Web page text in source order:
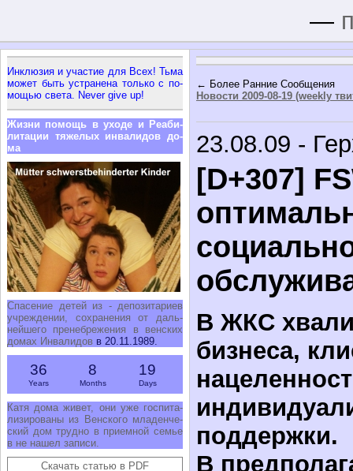
—
Ин­клю­зия и уча­стие для Всех! Тьма
мо­жет быть устра­не­на толь­ко с по­
мо­щью све­та. Never give up!
Жиз­ни по­мощь в ухо­де и Ре­а­би­
ли­та­ции тя­же­лых ин­ва­ли­дов до­
ма
Спа­се­ние де­тей из - де­по­зи­та­ри­ев
учре­жде­нии, со­хра­не­ния от даль­
ней­ше­го пре­не­бре­же­ния в вен­ских
до­мах Ин­ва­ли­дов в 20.11.1989.
36
Years
8
Months
19
Days
Ка­тя до­ма жи­вет, они уже гос­пи­та­
ли­зи­ро­ва­ны из Вен­ско­го мла­ден­че­
ский дом труд­но в при­ем­ной се­мье
в не на­шел за­пи­си.
Скачать статью в PDF
← Более Ранние Сообщения
Новости 2009-08-19 (weekly
23.08.09 -
[D+307]
В ЖКС
бизнеса,
поддержки.
В